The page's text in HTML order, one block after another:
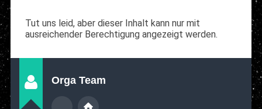
Tut uns leid, aber dieser Inhalt kann nur mit
ausreichender Berechtigung angezeigt werden.
Orga Team